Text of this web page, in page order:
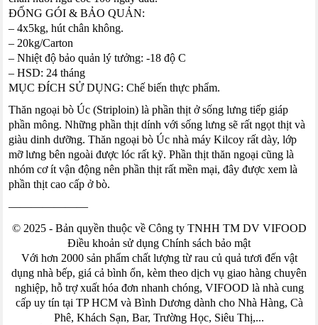
ĐỐNG GÓI & BẢO QUẢN:
– 4x5kg, hút chân không.
– 20kg/Carton
– Nhiệt độ bảo quản lý tưởng: -18 độ C
– HSD: 24 tháng
MỤC ĐÍCH SỬ DỤNG: Chế biến thực phẩm.
Thăn ngoại bò Úc (Striploin) là phần thịt ở sống lưng tiếp giáp
phần mông. Những phần thịt dính với sống lưng sẽ rất ngọt thịt và
giàu dinh dưỡng. Thăn ngoại bò Úc nhà máy Kilcoy rất dày, lớp
mỡ lưng bên ngoài được lóc rất kỹ. Phần thịt thăn ngoại cũng là
nhóm cơ ít vận động nên phần thịt rất mền mại, đây được xem là
phần thịt cao cấp ở bò.
———————
© 2025 - Bản quyền thuộc về Công ty TNHH TM DV VIFOOD
Điều khoản sử dụng Chính sách bảo mật
Với hơn 2000 sản phẩm chất lượng từ rau củ quả tươi đến vật
dụng nhà bếp, giá cả bình ổn, kèm theo dịch vụ giao hàng chuyên
nghiệp, hỗ trợ xuất hóa đơn nhanh chóng, VIFOOD là nhà cung
cấp uy tín tại TP HCM và Bình Dương dành cho Nhà Hàng, Cà
Phê, Khách Sạn, Bar, Trường Học, Siêu Thị,...